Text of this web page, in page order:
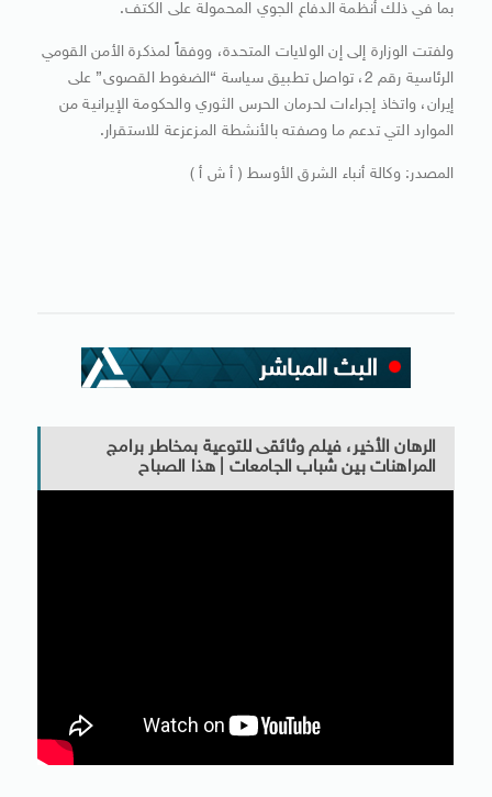
بما في ذلك أنظمة الدفاع الجوي المحمولة على الكتف.
ولفتت الوزارة إلى إن الولايات المتحدة، ووفقاً لمذكرة الأمن القومي
الرئاسية رقم 2، تواصل تطبيق سياسة “الضغوط القصوى” على
إيران، واتخاذ إجراءات لحرمان الحرس الثوري والحكومة الإيرانية من
الموارد التي تدعم ما وصفته بالأنشطة المزعزعة للاستقرار.
المصدر: وكالة أنباء الشرق الأوسط ( أ ش أ )
الرهان الأخير، فيلم وثائقى للتوعية بمخاطر برامج
المراهنات بين شباب الجامعات | هذا الصباح